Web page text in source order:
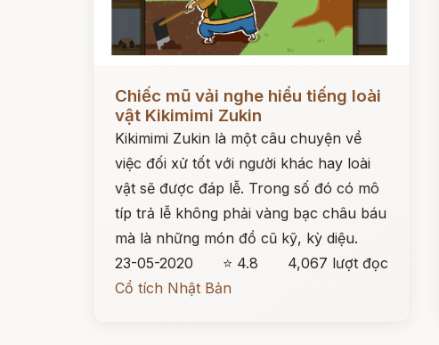
Đọc ngay
Chiếc mũ vải nghe hiểu tiếng loài
vật Kikimimi Zukin
Kikimimi Zukin là một câu chuyện về
việc đối xử tốt với người khác hay loài
vật sẽ được đáp lễ. Trong số đó có mô
típ trả lễ không phải vàng bạc châu báu
mà là những món đồ cũ kỹ, kỳ diệu.
23-05-2020
⭐ 4.8
4,067 lượt đọc
Cổ tích Nhật Bản